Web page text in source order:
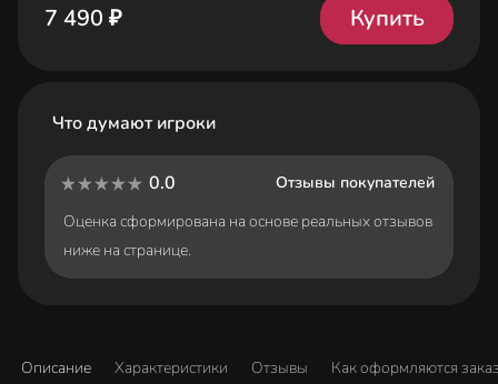
7 490 ₽
Купить
Что думают игроки
0.0
Отзывы покупателей
Оценка сформирована на основе реальных отзывов
ниже на странице.
Описание Характеристики Отзывы Как оформляются